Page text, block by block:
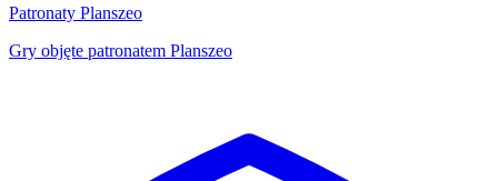
Patronaty Planszeo
Gry objęte patronatem Planszeo